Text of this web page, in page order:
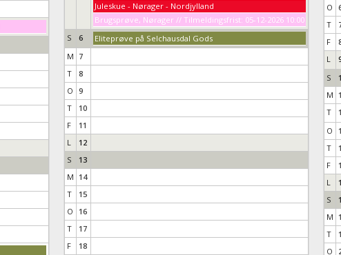
Juleskue - Nørager - Nordjylland
Brugsprøve, Nørager // Tilmeldingsfrist: 05-12-2026 10:00
S
6
Eliteprøve på Selchausdal Gods
M 7
T
8
O 9
T
10
F
11
L
12
S
13
M 14
T
15
O
16
T
17
F
18
O
T
F
L
S
M
T
O
T
F
L
S
M
T
O